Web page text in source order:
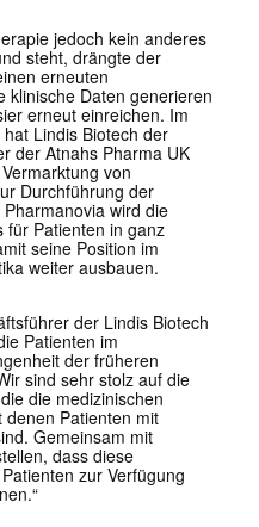
jedoch kein anderes
steht, drängte der
erneuten
klinische Daten generieren
erneut einreichen. Im
Lindis Biotech der
der Atnahs Pharma UK
von
Durchführung der
wird die
für Patienten in ganz
seine Position im
weiter ausbauen.
der Lindis Biotech
Patienten im
der früheren
sind sehr stolz auf die
die medizinischen
Patienten mit
Gemeinsam mit
dass diese
zur Verfügung